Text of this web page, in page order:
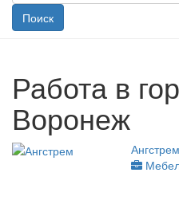
Поиск
Работа в
Воронеж
Ангстрем